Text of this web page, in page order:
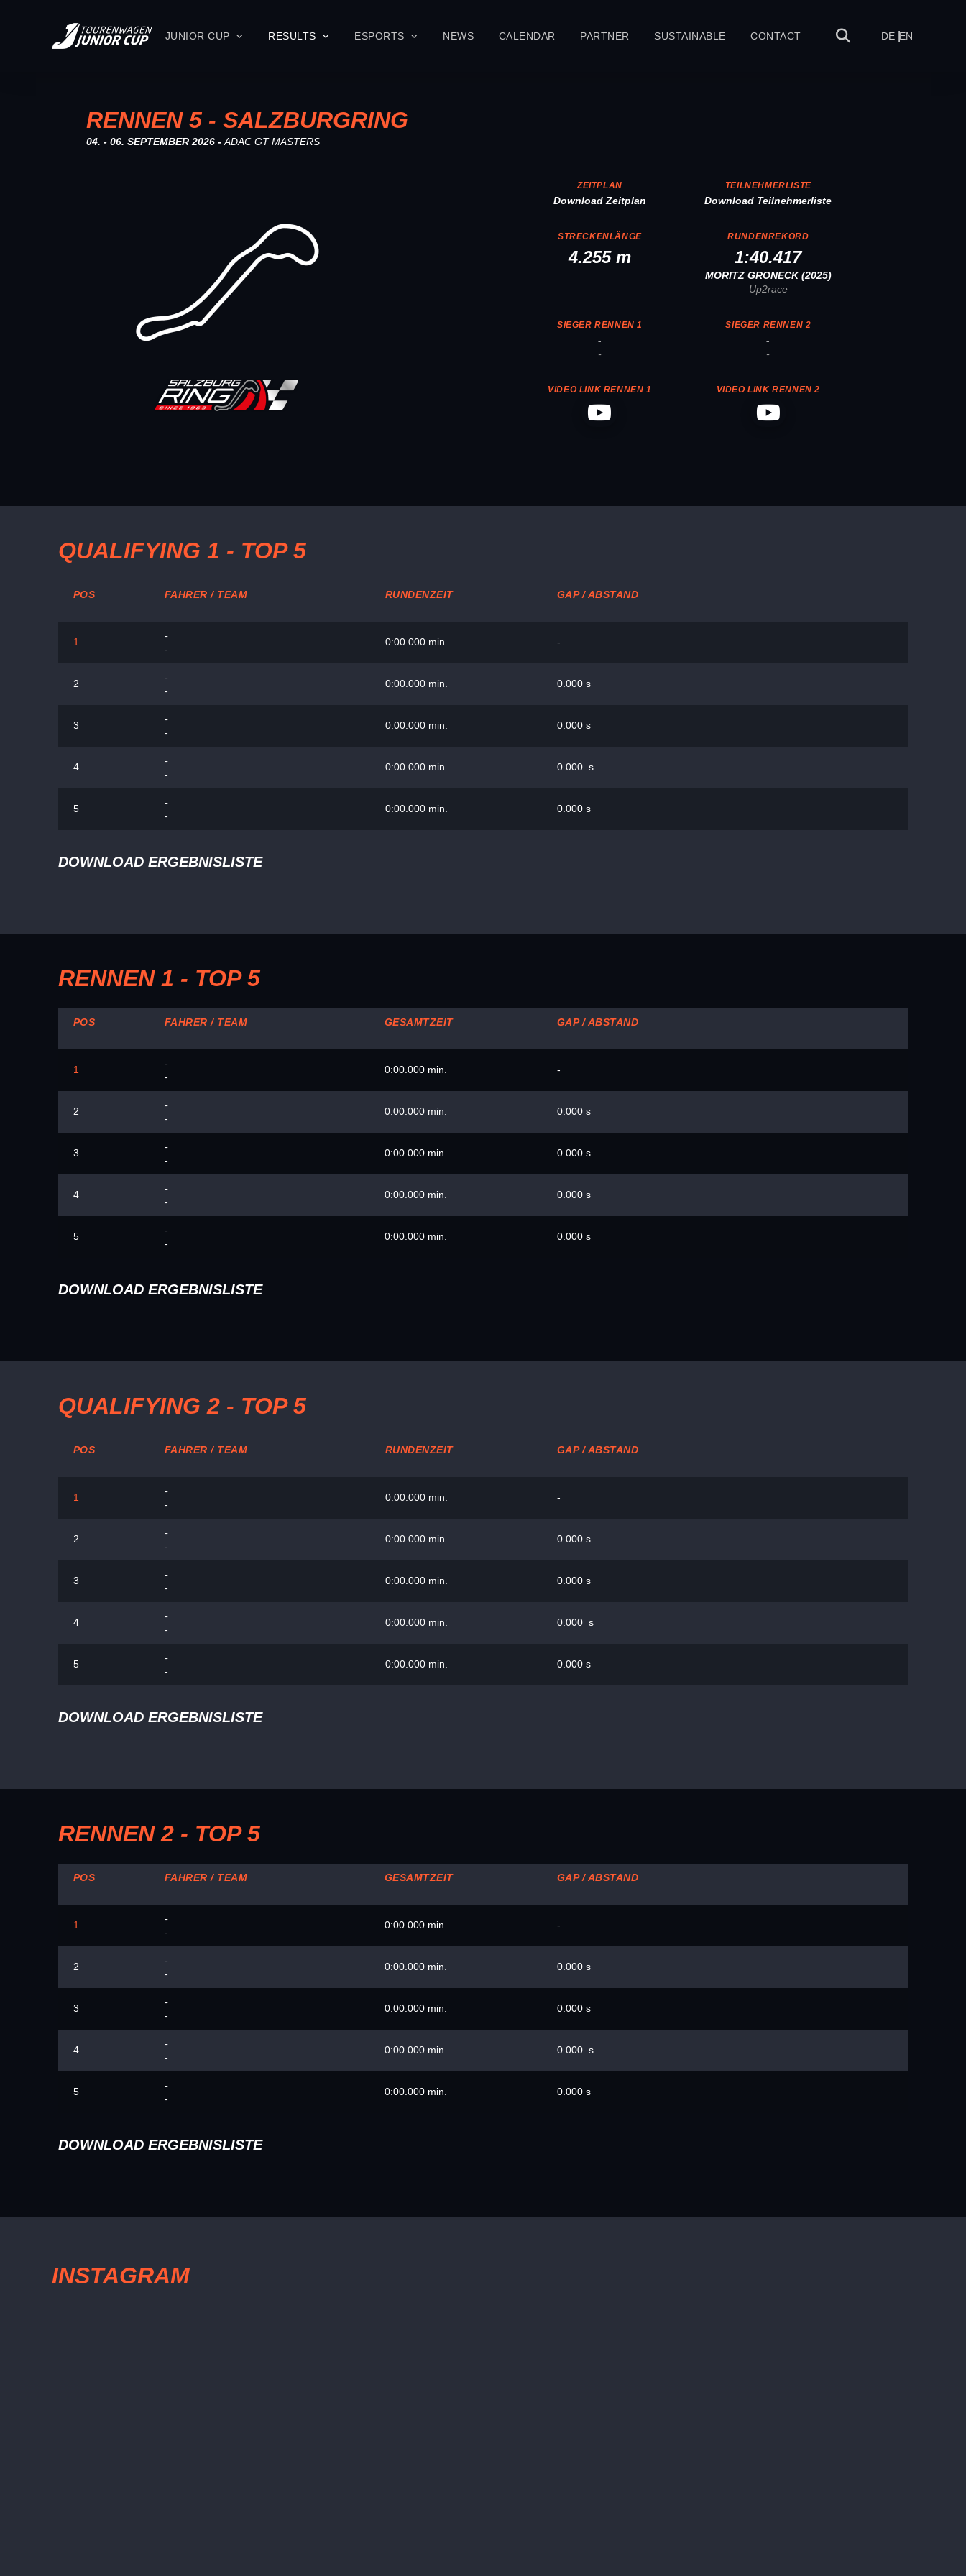
JUNIOR CUP RESULTS ESPORTS NEWS CALENDAR PARTNER SUSTAINABLE CONTACT DE EN
RENNEN 5 - SALZBURGRING
04. - 06. SEPTEMBER 2026 -ADAC GT MASTERS
ZEITPLAN
Download Zeitplan
TEILNEHMERLISTE
Download Teilnehmerliste
STRECKENLÄNGE
4.255 m
RUNDENREKORD
1:40.417
MORITZ GRONECK (2025)
Up2race
SIEGER RENNEN 1
-
-
SIEGER RENNEN 2
-
-
VIDEO LINK RENNEN 1 VIDEO LINK RENNEN 2
QUALIFYING 1 - TOP 5
POS FAHRER / TEAM RUNDENZEIT GAP / ABSTAND
1
-
-
0:00.000 min. -
2
-
-
0:00.000 min. 0.000 s
3
-
-
0:00.000 min. 0.000 s
4
-
-
0:00.000 min. 0.000 s
5
-
-
0:00.000 min. 0.000 s
DOWNLOAD ERGEBNISLISTE
RENNEN 1 - TOP 5
POS FAHRER / TEAM GESAMTZEIT GAP / ABSTAND
1
-
-
0:00.000 min. -
2
-
-
0:00.000 min. 0.000 s
3
-
-
0:00.000 min. 0.000 s
4
-
-
0:00.000 min. 0.000 s
5
-
-
0:00.000 min. 0.000 s
DOWNLOAD ERGEBNISLISTE
QUALIFYING 2 - TOP 5
POS FAHRER / TEAM RUNDENZEIT GAP / ABSTAND
1
-
-
0:00.000 min. -
2
-
-
0:00.000 min. 0.000 s
3
-
-
0:00.000 min. 0.000 s
4
-
-
0:00.000 min. 0.000 s
5
-
-
0:00.000 min. 0.000 s
DOWNLOAD ERGEBNISLISTE
RENNEN 2 - TOP 5
POS FAHRER / TEAM GESAMTZEIT GAP / ABSTAND
1
-
-
0:00.000 min. -
2
-
-
0:00.000 min. 0.000 s
3
-
-
0:00.000 min. 0.000 s
4
-
-
0:00.000 min. 0.000 s
5
-
-
0:00.000 min. 0.000 s
DOWNLOAD ERGEBNISLISTE
INSTAGRAM